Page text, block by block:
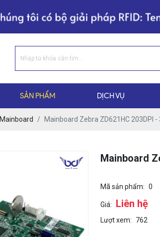
SẢN PHẨM DỊCH VỤ
Mainboard Mainboard Zebra ZD621HC 203DPI -
Mainboard
Mã sản phẩm: 0
Giá: Liên hệ
Lượt xem: 762